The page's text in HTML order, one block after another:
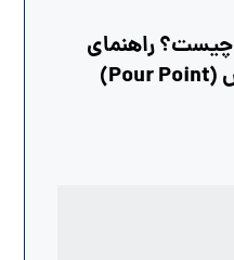
استاندارد ASTM D97 چیست؟ راهنمای
کامل آزمون نقطه ریزش (Pour Point)